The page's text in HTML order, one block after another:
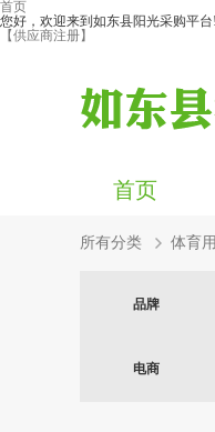
首页
您好，欢迎来到如东县阳光采购平台!
【供应商注册】
首页
所有分类 体育
品牌
电商